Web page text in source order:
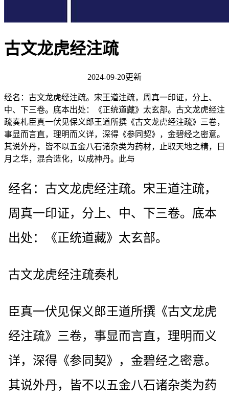
古文龙虎经注疏
2024-09-20更新
经名：古文龙虎经注疏。宋王道注疏，周真一印证，分上、
中、下三卷。底本出处：《正统道藏》太玄部。古文龙虎经注
疏奏札臣真一伏见保义郎王道所撰《古文龙虎经注疏》三卷，
事显而言直，理明而义详，深得《参同契》，金碧经之密意。
其说外丹，皆不以五金八石诸杂类为药材，止取天地之精，日
月之华，混合造化，以成神丹。此与
经名：古文龙虎经注疏。宋王道注疏，
周真一印证，分上、中、下三卷。底本
出处：《正统道藏》太玄部。
古文龙虎经注疏奏札
臣真一伏见保义郎王道所撰《古文龙虎
经注疏》三卷，事显而言直，理明而义
详，深得《参同契》，金碧经之密意。
其说外丹，皆不以五金八石诸杂类为药